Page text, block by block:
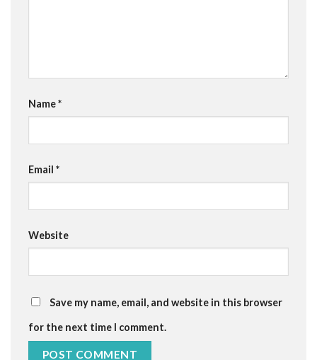
Name*
Email *
Website
Save my name, email, and website in this browser
for the next time I comment.